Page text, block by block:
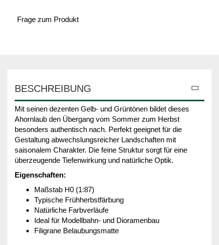
Frage zum Produkt
BESCHREIBUNG
Mit seinen dezenten Gelb- und Grüntönen bildet dieses
Ahornlaub den Übergang vom Sommer zum Herbst
besonders authentisch nach. Perfekt geeignet für die
Gestaltung abwechslungsreicher Landschaften mit
saisonalem Charakter. Die feine Struktur sorgt für eine
überzeugende Tiefenwirkung und natürliche Optik.
Eigenschaften:
Maßstab H0 (1:87)
Typische Frühherbstfärbung
Natürliche Farbverläufe
Ideal für Modellbahn- und Dioramenbau
Filigrane Belaubungsmatte